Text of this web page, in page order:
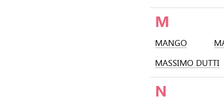
M
MANGO
MASSIMO DUTTI
N